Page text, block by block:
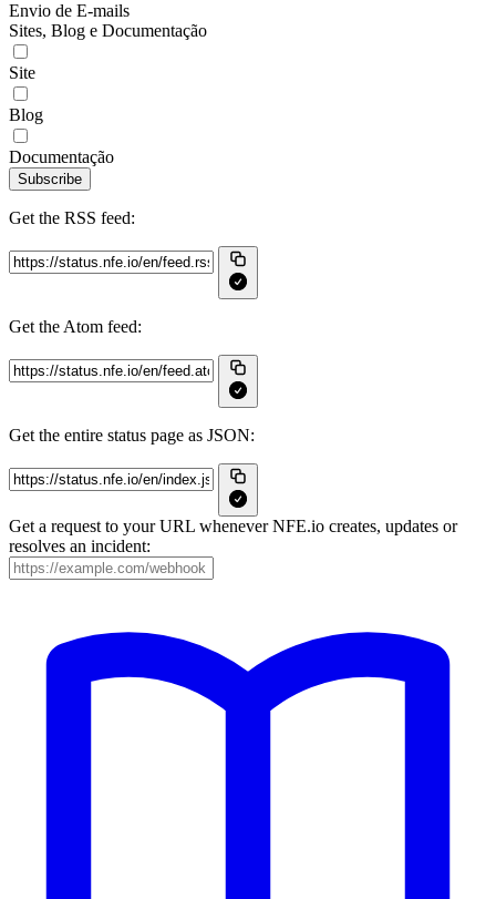
Envio de E-mails
Sites, Blog e Documentação
Site
Blog
Documentação
Subscribe
Get the RSS feed:
Get the Atom feed:
Get the entire status page as JSON:
Get a request to your URL whenever NFE.io creates, updates or
resolves an incident: